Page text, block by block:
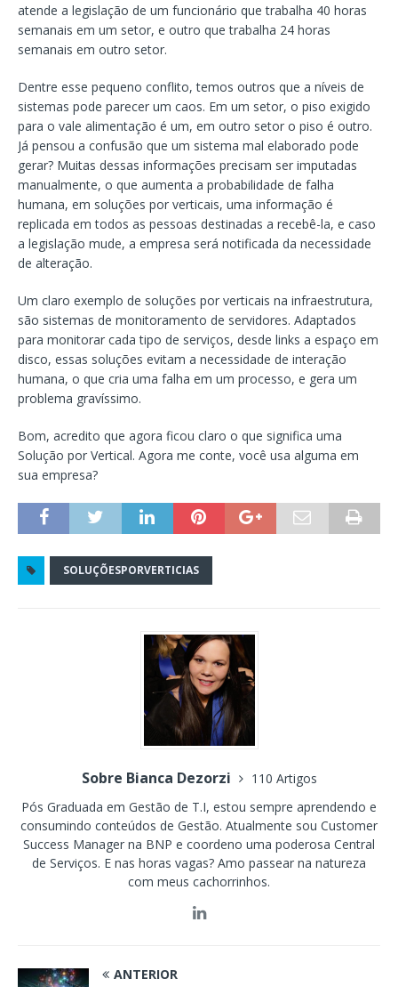
atende a legislação de um funcionário que trabalha 40 horas
semanais em um setor, e outro que trabalha 24 horas
semanais em outro setor.
Dentre esse pequeno conflito, temos outros que a níveis de
sistemas pode parecer um caos. Em um setor, o piso exigido
para o vale alimentação é um, em outro setor o piso é outro.
Já pensou a confusão que um sistema mal elaborado pode
gerar? Muitas dessas informações precisam ser imputadas
manualmente, o que aumenta a probabilidade de falha
humana, em soluções por verticais, uma informação é
replicada em todos as pessoas destinadas a recebê-la, e caso
a legislação mude, a empresa será notificada da necessidade
de alteração.
Um claro exemplo de soluções por verticais na infraestrutura,
são sistemas de monitoramento de servidores. Adaptados
para monitorar cada tipo de serviços, desde links a espaço em
disco, essas soluções evitam a necessidade de interação
humana, o que cria uma falha em um processo, e gera um
problema gravíssimo.
Bom, acredito que agora ficou claro o que significa uma
Solução por Vertical. Agora me conte, você usa alguma em
sua empresa?
SOLUÇÕESPORVERTICIAS
Sobre Bianca Dezorzi
110 Artigos
Pós Graduada em Gestão de T.I, estou sempre aprendendo e
consumindo conteúdos de Gestão. Atualmente sou Customer
Success Manager na BNP e coordeno uma poderosa Central
de Serviços. E nas horas vagas? Amo passear na natureza
com meus cachorrinhos.
ANTERIOR